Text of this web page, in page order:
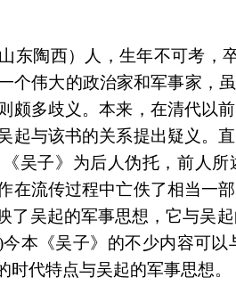
东陶西）人，生年不可考，
个伟大的政治家和军事家，
颇多歧义。本来，在清代以
起与该书的关系提出疑义。
吴子》为后人伪托，前人
在流传过程中亡佚了相当一
了吴起的军事思想，它与吴
今本《吴子》的不少内容可
时代特点与吴起的军事思想。